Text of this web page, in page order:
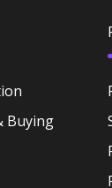
Buying